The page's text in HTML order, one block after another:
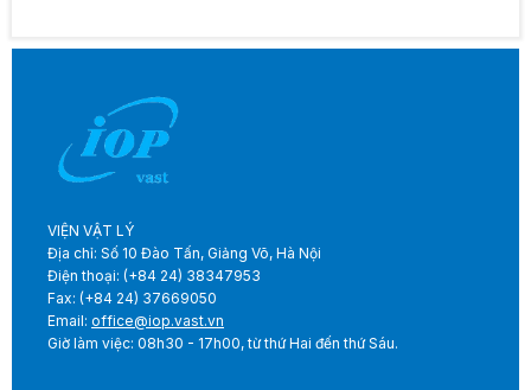
VIỆN VẬT LÝ
Địa chỉ: Số 10 Đào Tấn, Giảng Võ, Hà Nội
Điện thoại: (+84 24) 38347953
Fax: (+84 24) 37669050
Email: office@iop.vast.vn
Giờ làm việc: 08h30 - 17h00, từ thứ Hai đến thứ Sáu.